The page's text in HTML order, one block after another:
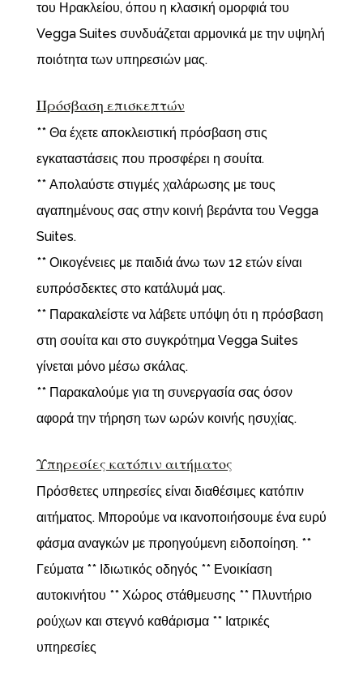
του Ηρακλείου, όπου η κλασική ομορφιά του
Vegga Suites συνδυάζεται αρμονικά με την υψηλή
ποιότητα των υπηρεσιών μας.
Πρόσβαση επισκεπτών
** Θα έχετε αποκλειστική πρόσβαση στις
εγκαταστάσεις που προσφέρει η σουίτα.
** Απολαύστε στιγμές χαλάρωσης με τους
αγαπημένους σας στην κοινή βεράντα του Vegga
Suites.
** Οικογένειες με παιδιά άνω των 12 ετών είναι
ευπρόσδεκτες στο κατάλυμά μας.
** Παρακαλείστε να λάβετε υπόψη ότι η πρόσβαση
στη σουίτα και στο συγκρότημα Vegga Suites
γίνεται μόνο μέσω σκάλας.
** Παρακαλούμε για τη συνεργασία σας όσον
αφορά την τήρηση των ωρών κοινής ησυχίας.
Υπηρεσίες κατόπιν αιτήματος
Πρόσθετες υπηρεσίες είναι διαθέσιμες κατόπιν
αιτήματος. Μπορούμε να ικανοποιήσουμε ένα ευρύ
φάσμα αναγκών με προηγούμενη ειδοποίηση. **
Γεύματα ** Ιδιωτικός οδηγός ** Ενοικίαση
αυτοκινήτου ** Χώρος στάθμευσης ** Πλυντήριο
ρούχων και στεγνό καθάρισμα ** Ιατρικές
υπηρεσίες